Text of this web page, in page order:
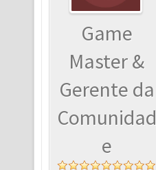
Game
Master &
Gerente da
Comunidad
e